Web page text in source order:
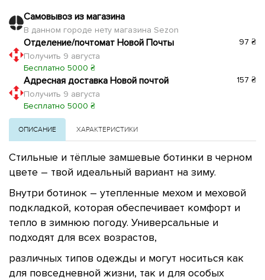
Самовывоз из магазина
В данном городе нету магазина Sezon
Отделение/почтомат Новой Почты
Получить 9 августа
Бесплатно 5000 ₴
97 ₴
Адресная доставка Новой почтой
Получить 9 августа
Бесплатно 5000 ₴
157 ₴
ОПИСАНИЕ ХАРАКТЕРИСТИКИ
Стильные и тёплые замшевые ботинки в черном
цвете – твой идеальный вариант на зиму.
Внутри ботинок – утепленные мехом и меховой
подкладкой, которая обеспечивает комфорт и
тепло в зимнюю погоду. Универсальные и
подходят для всех возрастов,
различных типов одежды и могут носиться как
для повседневной жизни, так и для особых